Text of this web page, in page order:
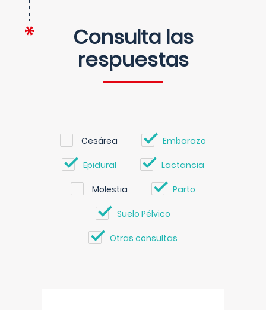
Consulta las
respuestas
Cesárea Embarazo
Epidural Lactancia
Molestia Parto
Suelo Pélvico
Otras consultas